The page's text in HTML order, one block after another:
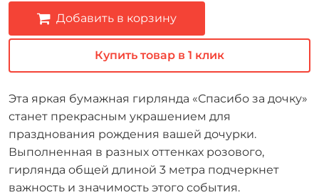
Добавить в корзину
Купить товар в 1 клик
Эта яркая бумажная гирлянда «Спасибо за дочку»
станет прекрасным украшением для
празднования рождения вашей дочурки.
Выполненная в разных оттенках розового,
гирлянда общей длиной 3 метра подчеркнет
важность и значимость этого события.